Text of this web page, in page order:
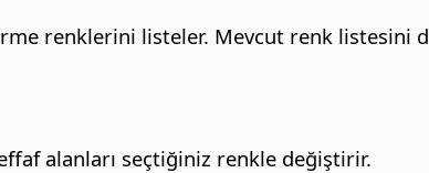
renklerini listeler. Mevcut renk listesini
alanları seçtiğiniz renkle değiştirir.